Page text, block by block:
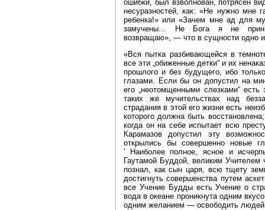
ошибки, был взволнован, потрясен
несуразностей, как: «Не нужно мне
ребенка!» или «Зачем мне ад для
замучены… Не Бога я не
возвращаю», — что в сущности одно
«Вся пытка разбивающейся в
все эти „обиженные детки“ и их
прошлого и без будущего, ибо
глазами. Если бы он допустил на
его „неотомщенными слезками“
таких же мучительствах над
страдания в этой его жизни есть
которого должна быть
когда он на себе испытает всю
Карамазов допустил эту
открылись бы совершенно новые
' Наиболее полное, ясное и
Гаутамой Буддой, великим Учителем
познал, как сын царя, всю тщету
достигнуть совершенства путем
все Учение Будды есть Учение о
вода в океане проникнута одним
одним желанием — освободить людей